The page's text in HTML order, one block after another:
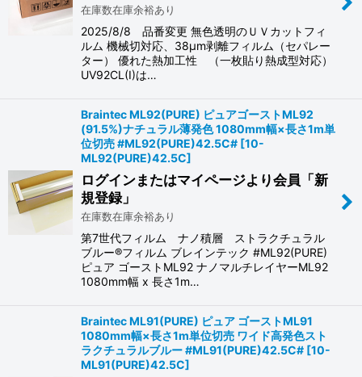
在庫数在庫余裕あり
2025/8/8 品番変更 無色透明のＵＶカットフィ
ルム 機械切対応、38μm剥離フィルム（セパレー
ター） 優れた熱加工性 （一枚貼り熱成型対応）
UV92CL(I)は…
Braintec ML92(PURE) ピュアゴーストML92
(91.5%)ナチュラル薄発色 1080mm幅×長さ1m単
位切売 #ML92(PURE)42.5C# [10-
ML92(PURE)42.5C]
ログインまたはマイページより会員「新
規登録」
在庫数在庫余裕あり
第7世代フィルム ナノ積層 ストラクチュラル
ブルー®フィルム ブレインテック #ML92(PURE)
ピュア ゴーストML92 ナノマルチレイヤーML92
1080mm幅 x 長さ1m…
Braintec ML91(PURE) ピュア ゴーストML91
1080mm幅×長さ1m単位切売 ワイド高発色スト
ラクチュラルブルー #ML91(PURE)42.5C# [10-
ML91(PURE)42.5C]